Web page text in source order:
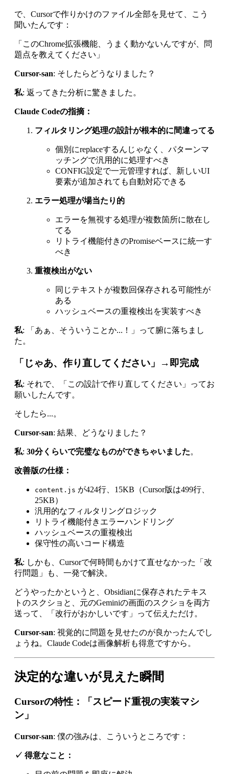
で、Cursorで作りかけのファイル全部を見せて、こう
聞いたんです：
「このChrome拡張機能、うまく動かないんですが、問
題点を教えてください」
Cursor-san: そしたらどうなりました？
私: 返ってきた分析に驚きました。
Claude Codeの指摘：
フィルタリング処理の設計が根本的に間違ってる
個別にreplaceするんじゃなく、パターンマ
ッチングで汎用的に処理すべき
CONFIG設定で一元管理すれば、新しいUI
要素が追加されても自動対応できる
エラー処理が場当たり的
エラーを無視する処理が複数箇所に散在し
てる
リトライ機能付きのPromiseベースに統一す
べき
重複検出がない
同じテキストが複数回保存される可能性が
ある
ハッシュベースの重複検出を実装すべき
私: 「あぁ、そういうことか...！」って腑に落ちまし
た。
「じゃあ、作り直してください」→即完成
私: それで、「この設計で作り直してください」ってお
願いしたんです。
そしたら...。
Cursor-san: 結果、どうなりました？
私: 30分くらいで完璧なものができちゃいました。
改善版の仕様：
content.js が424行、15KB（Cursor版は499行、
25KB）
汎用的なフィルタリングロジック
リトライ機能付きエラーハンドリング
ハッシュベースの重複検出
保守性の高いコード構造
私: しかも、Cursorで何時間もかけて直せなかった「改
行問題」も、一発で解決。
どうやったかというと、Obsidianに保存されたテキス
トのスクショと、元のGeminiの画面のスクショを両方
送って、「改行がおかしいです」って伝えただけ。
Cursor-san: 視覚的に問題を見せたのが良かったんでし
ょうね。Claude Codeは画像解析も得意ですから。
決定的な違いが見えた瞬間
Cursorの特性：「スピード重視の実装マシ
ン」
Cursor-san: 僕の強みは、こういうところです：
✓ 得意なこと：